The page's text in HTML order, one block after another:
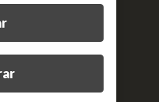
banda